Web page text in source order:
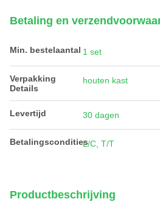
Betaling en
Min. bestelaantal 1 set
Verpakking
Details
houten kast
Levertijd 30 dagen
BetalingsconditiesL/C, T/T
Productbeschrijving